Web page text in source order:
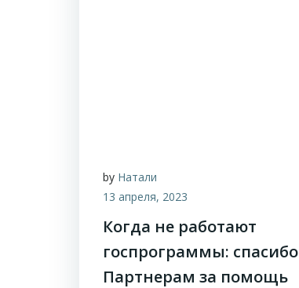
by Натали
13 апреля, 2023
Когда не работают
госпрограммы: спасибо
Партнерам за помощь